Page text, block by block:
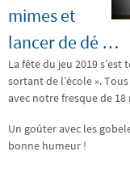
mimes et
lancer de dé …
La fête du jeu 2019
sortant de l’école ».
avec notre fresque de 18
Un goûter avec les
bonne humeur !